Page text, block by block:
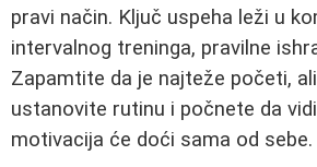
pravi način. Ključ uspeha leži u
intervalnog treninga, pravilne
Zapamtite da je najteže početi,
ustanovite rutinu i počnete da
motivacija će doći sama od sebe.